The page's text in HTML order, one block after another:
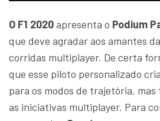
O F1 2020apresenta o Podium
que deve agradar aos amantes
corridas multiplayer. De certa
que esse piloto personalizado
para os modos de trajetória,
as iniciativas multiplayer. Para